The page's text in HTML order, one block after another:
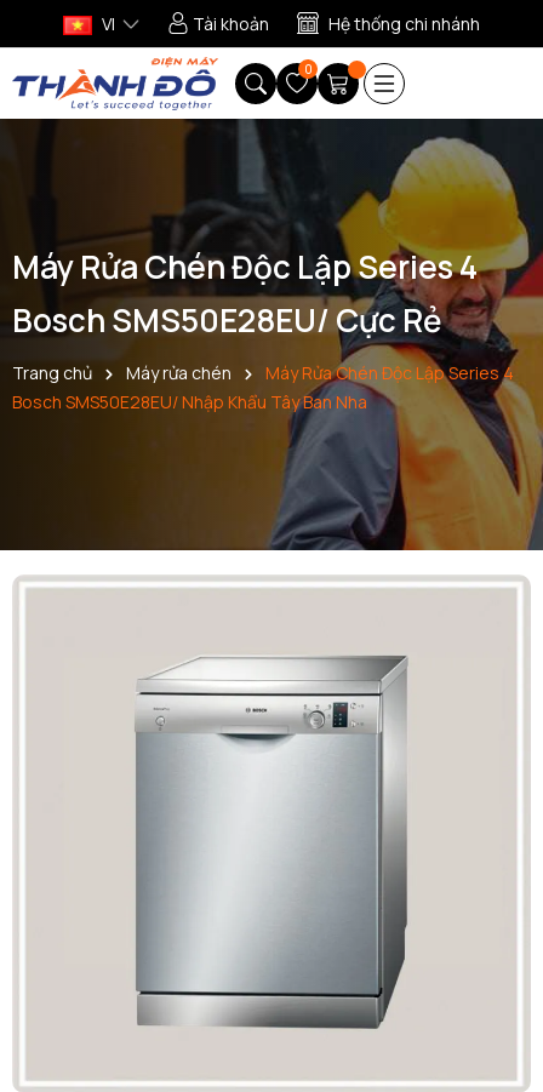
VI Tài khoản Hệ thống chi nhánh
0
Máy Rửa Chén Độc Lập Series 4
Bosch SMS50E28EU/ Cực Rẻ
Trang chủ Máy rửa chén
Máy Rửa Chén Độc Lập Series 4
Bosch SMS50E28EU/ Nhập Khẩu Tây Ban Nha
Copy mã và nhập mã ở trang THANH TOÁNbạn nhé!